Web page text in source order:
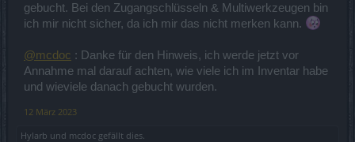
gebucht. Bei den Zugangschlüsseln & Multiwerkzeugen bin
ich mir nicht sicher, da ich mir das nicht merken kann.
@mcdoc : Danke für den Hinweis, ich werde jetzt vor
Annahme mal darauf achten, wie viele ich im Inventar habe
und wieviele danach gebucht wurden.
12 März 2023
Hylarb und mcdoc gefällt dies.